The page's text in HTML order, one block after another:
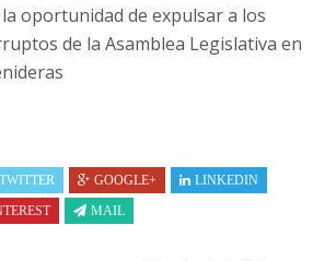
oportunidad de expulsar a los
de la Asamblea Legislativa en
TWITTER GOOGLE+
LINKEDIN
MAIL